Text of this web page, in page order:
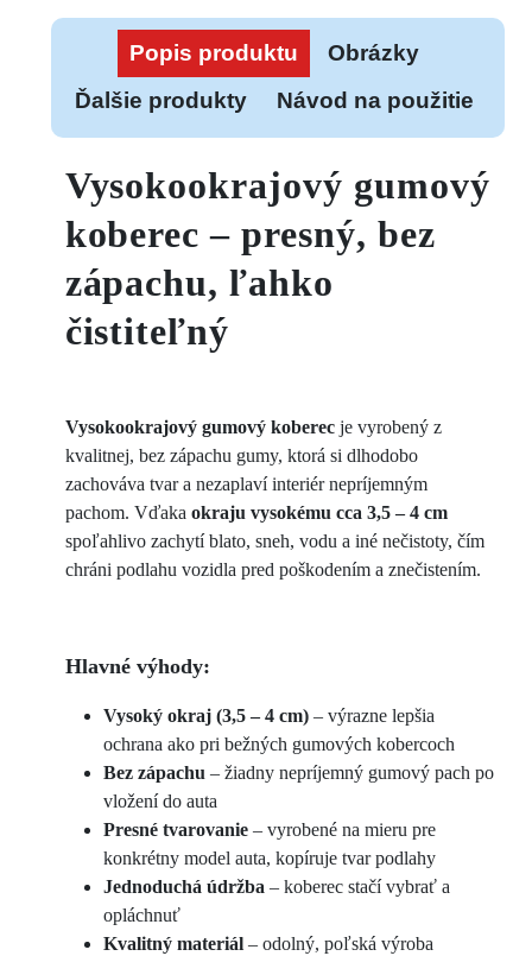
Popis produktu
Obrázky
Ďalšie produkty
Návod na použitie
Vysokookrajový gumový
koberec – presný, bez
zápachu, ľahko
čistiteľný
Vysokookrajový gumový koberecje vyrobený z
kvalitnej, bez zápachu gumy, ktorá si dlhodobo
zachováva tvar a nezaplaví interiér nepríjemným
pachom. Vďaka okraju vysokému cca 3,5 – 4 cm
spoľahlivo zachytí blato, sneh, vodu a iné nečistoty, čím
chráni podlahu vozidla pred poškodením a znečistením.
Hlavné výhody:
Vysoký okraj (3,5 – 4 cm)– výrazne lepšia
ochrana ako pri bežných gumových kobercoch
Bez zápachu – žiadny nepríjemný gumový pach po
vložení do auta
Presné tvarovanie– vyrobené na mieru pre
konkrétny model auta, kopíruje tvar podlahy
Jednoduchá údržba – koberec stačí vybrať a
opláchnuť
Kvalitný materiál– odolný, poľská výroba